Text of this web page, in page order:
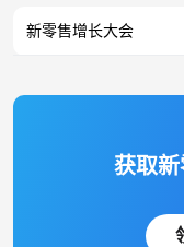
新零售增长大会
获取